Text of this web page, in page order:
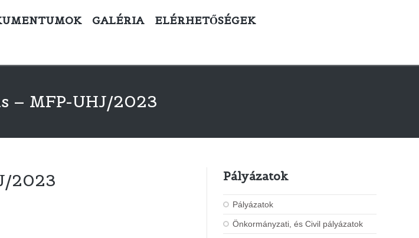
GALÉRIA
ELÉRHETŐSÉGEK
– MFP-UHJ/2023
2023 Pályázatok
Pályázatok
Önkormányzati, és Civil pályázatok